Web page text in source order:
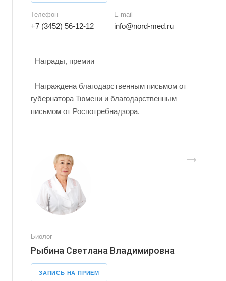
Телефон
+7 (3452) 56-12-12
E-mail
info@nord-med.ru
Награды, премии
Награждена благодарственным письмом от
губернатора Тюмени и благодарственным
письмом от Роспотребнадзора.
Биолог
Рыбина Светлана Владимировна
ЗАПИСЬ НА ПРИЁМ